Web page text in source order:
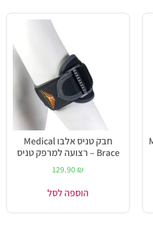
חבק טניס אלבו Medical
Brace – רצועה למרפק טניס
129.90 ₪
הוספה לסל